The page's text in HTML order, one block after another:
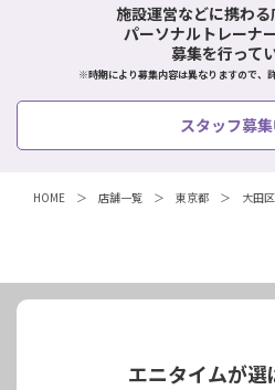
施設運営などに携わ
パーソナルトレーナ
募集を行って
※時期により募集内容は異なりますので、
スタッフ募
HOME 店舗一覧 東京都 大田区
エニタイムが選